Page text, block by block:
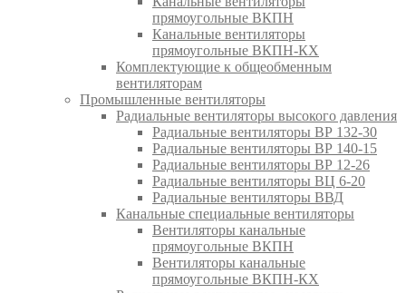
прямоугольные ВКПН
Канальные вентиляторы
прямоугольные ВКПН-КХ
Комплектующие к общеобменным
вентиляторам
Промышленные вентиляторы
Радиальные вентиляторы высокого давления
Радиальные вентиляторы ВР 132-30
Радиальные вентиляторы ВР 140-15
Радиальные вентиляторы ВР 12-26
Радиальные вентиляторы ВЦ 6-20
Радиальные вентиляторы ВВД
Канальные специальные вентиляторы
Вентиляторы канальные
прямоугольные ВКПН
Вентиляторы канальные
прямоугольные ВКПН-КХ